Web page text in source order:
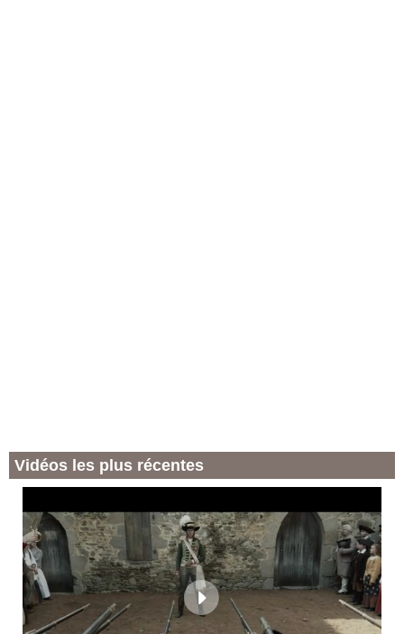
Vidéos les plus récentes